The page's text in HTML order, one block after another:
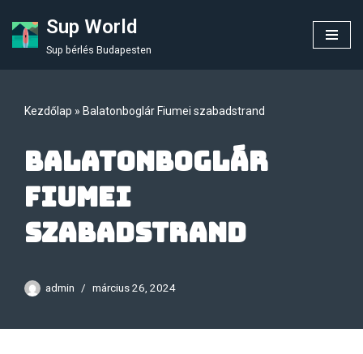
Skip
Sup World
Sup bérlés Budapesten
Kezdőlap » Balatonboglár Fiumei szabadstrand
Balatonboglár
Fiumei
szabadstrand
admin március 26, 2024